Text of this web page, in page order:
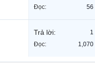
Đọc:
56
Trả lời:
1
Đọc:
1,070